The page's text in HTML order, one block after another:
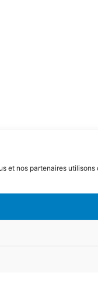
et nos partenaires